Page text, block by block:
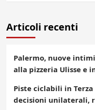
Articoli recenti
Palermo, nuove
alla pizzeria Ulisse e
Piste ciclabili in Terza
decisioni unilaterali,